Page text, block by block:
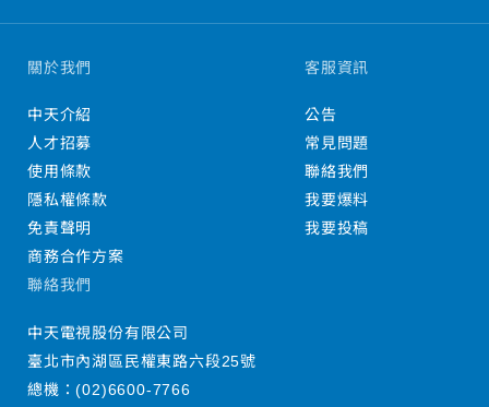
關於我們
中天介紹
人才招募
使用條款
隱私權條款
免責聲明
商務合作方案
客服資訊
公告
常見問題
聯絡我們
我要爆料
我要投稿
聯絡我們
中天電視股份有限公司
臺北市內湖區民權東路六段25號
總機：(02)6600-7766